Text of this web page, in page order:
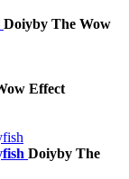
Doiyby The Wow
Effect
Doiyby The